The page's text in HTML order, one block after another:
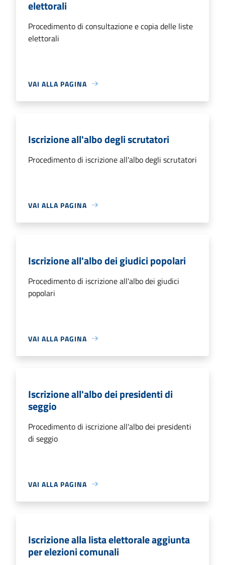
elettorali
Procedimento di consultazione e copia delle liste
elettorali
VAI ALLA PAGINA
Iscrizione all'albo degli scrutatori
Procedimento di iscrizione all'albo degli scrutatori
VAI ALLA PAGINA
Iscrizione all'albo dei giudici popolari
Procedimento di iscrizione all'albo dei giudici
popolari
VAI ALLA PAGINA
Iscrizione all'albo dei presidenti di
seggio
Procedimento di iscrizione all'albo dei presidenti
di seggio
VAI ALLA PAGINA
Iscrizione alla lista elettorale aggiunta
per elezioni comunali